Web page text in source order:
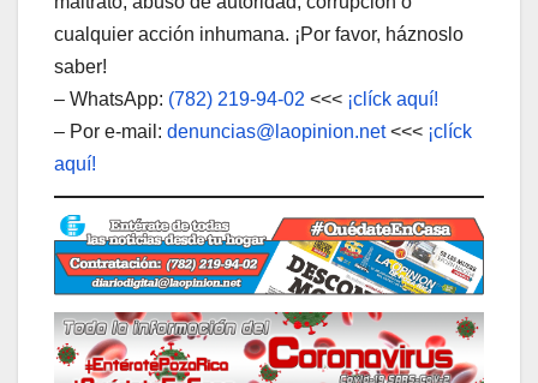
cualquier acción inhumana. ¡Por favor, háznoslo
saber!
– WhatsApp: (782) 219-94-02 <<< ¡clíck aquí!
– Por e-mail: denuncias@laopinion.net<<< ¡clíck
aquí!